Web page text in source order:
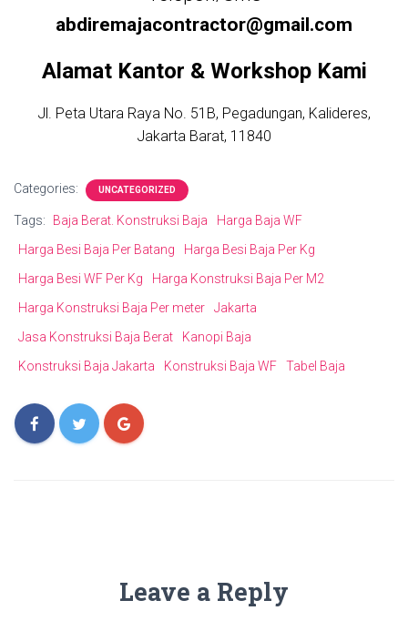
abdiremajacontractor@gmail.com
Alamat Kantor & Workshop Kami
Jl. Peta Utara Raya No. 51B, Pegadungan, Kalideres,
Jakarta Barat, 11840
Categories: UNCATEGORIZED
Tags: Baja Berat. Konstruksi Baja
Harga Baja WF
Harga Besi Baja Per Batang
Harga Besi Baja Per Kg
Harga Besi WF Per Kg
Harga Konstruksi Baja Per M2
Harga Konstruksi Baja Per meter
Jakarta
Jasa Konstruksi Baja Berat
Kanopi Baja
Konstruksi Baja Jakarta
Konstruksi Baja WF Tabel Baja
Leave a Reply